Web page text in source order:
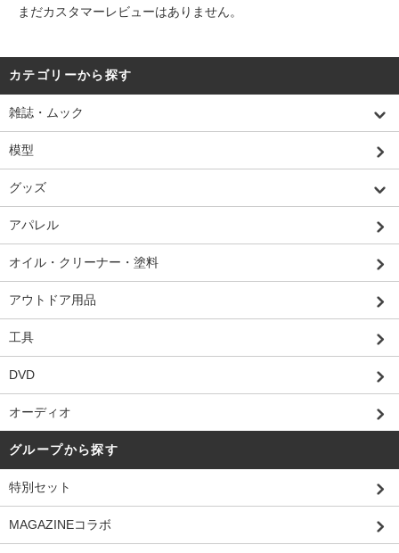
まだカスタマーレビューはありません。
カテゴリーから探す
雑誌・ムック
模型
グッズ
アパレル
オイル・クリーナー・塗料
アウトドア用品
工具
DVD
オーディオ
グループから探す
特別セット
MAGAZINEコラボ